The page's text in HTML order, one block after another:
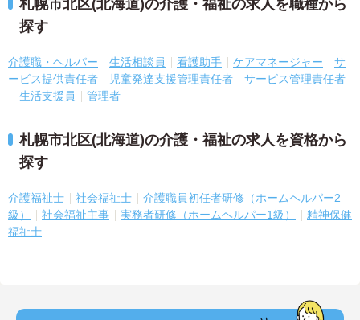
札幌市北区(北海道)の介護・福祉の求人を職種から
探す
介護職・ヘルパー 生活相談員 看護助手 ケアマネージャー
サ
ービス提供責任者
児童発達支援管理責任者
サービス管理責任者
生活支援員
管理者
札幌市北区(北海道)の介護・福祉の求人を資格から
探す
介護福祉士 社会福祉士
介護職員初任者研修（ホームヘルパー2
級）
社会福祉主事 実務者研修（ホームヘルパー1級）
精神保健
福祉士